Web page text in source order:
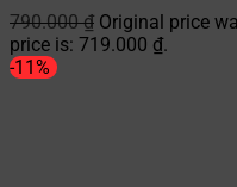
790.000₫ Original price
price is: 719.000 ₫.
-11%